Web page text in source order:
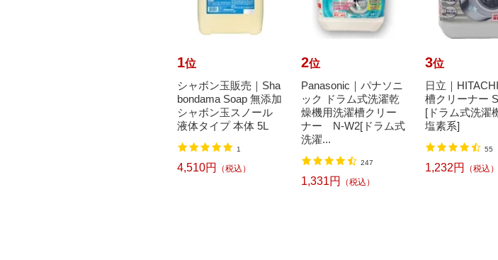
1位
シャボン玉販売｜Sha
bondama Soap 無添加
シャボン玉スノール
液体タイプ 本体 5L
1
4,510円 （税込）
2位
Panasonic｜パナソニ
ック ドラム式洗濯乾
燥機用洗濯槽クリー
ナー N-W2[ドラム式
洗濯...
247
1,331円 （税込）
3位
日立｜
槽クリーナー
[ドラム式洗濯
塩素系]
55
1,232円 （税込）